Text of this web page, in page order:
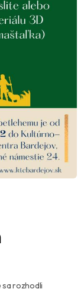
sa rozhodli